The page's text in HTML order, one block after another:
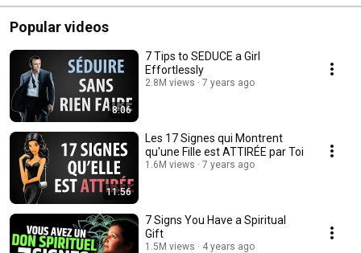
Popular videos
8:06
7 Tips to SEDUCE a Girl
Effortlessly
2.8M views 7 years ago
11:56
Les 17 Signes qui Montrent
qu'une Fille est ATTIRÉE par Toi
1.6M views 7 years ago
7 Signs You Have a Spiritual
Gift
1.5M views 4 years ago